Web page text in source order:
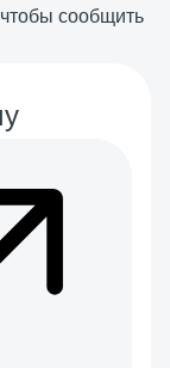
сообщить